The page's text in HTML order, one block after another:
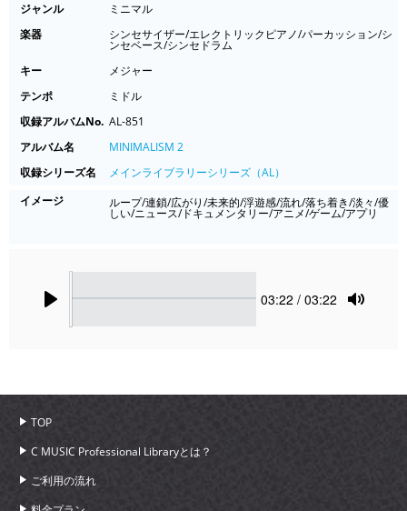
ジャンル
ミニマル
楽器
シンセサイザー/エレクトリックピアノ/パーカッション/シ
ンセベース/シンセドラム
キー
メジャー
テンポ
ミドル
収録アルバムNo. AL-851
アルバム名
MINIMALISM 2
収録シリーズ名
メインライブラリーシリーズ（AL）
イメージ
ループ/連鎖/広がり/未来的/浮遊感/流れ/落ち着き/淡々/優
しい/ニュース/ドキュメンタリー/アニメ/ゲーム/アプリ
Current
03:22 / 03:22
TOP
C MUSIC Professional Libraryとは？
ご利用の流れ